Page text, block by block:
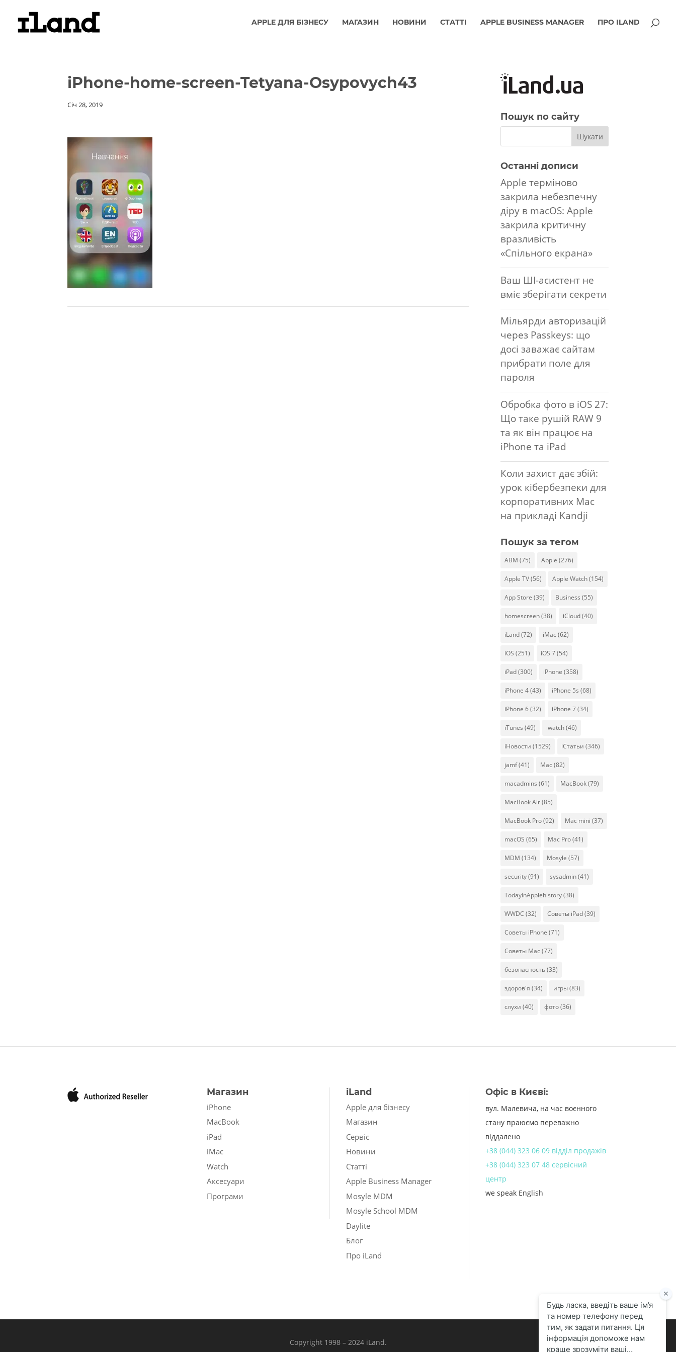
APPLE ДЛЯ БІЗНЕСУ МАГАЗИН НОВИНИ СТАТТІ APPLE BUSINESS MANAGER ПРО ILAND
iPhone-home-screen-Tetyana-Osypovych43
Січ 28, 2019
Пошук по сайту
Останні дописи
Apple терміново
закрила небезпечну
діру в macOS: Apple
закрила критичну
вразливість
«Спільного екрана»
Ваш ШІ-асистент не
вміє зберігати секрети
Мільярди авторизацій
через Passkeys: що
досі заважає сайтам
прибрати поле для
пароля
Обробка фото в iOS 27:
Що таке рушій RAW 9
та як він працює на
iPhone та iPad
Коли захист дає збій:
урок кібербезпеки для
корпоративних Mac
на прикладі Kandji
Пошук за тегом
ABM (75) Apple (276)
Apple TV(56) Apple Watch(154)
App Store (39) Business (55)
homescreen(38) iCloud(40)
iLand(72) iMac (62)
iOS (251) iOS 7(54)
iPad(300) iPhone (358)
iPhone 4(43) iPhone 5s (68)
iPhone 6(32) iPhone 7(34)
iTunes (49) iwatch(46)
iНовости (1529) iСтатьи (346)
jamf(41) Mac (82)
macadmins (61) MacBook(79)
MacBook Air(85)
MacBook Pro(92) Mac mini (37)
macOS (65) Mac Pro(41)
MDM (134) Mosyle (57)
security(91) sysadmin(41)
TodayinApplehistory(38)
WWDC (32) Советы iPad(39)
Советы iPhone (71)
Советы Mac (77)
безопасность(33)
здоров'я (34) игры(83)
слухи (40) фото(36)
Магазин
iPhone
MacBook
iPad
iMac
Watch
Аксесуари
Програми
iLand
Apple для бізнесу
Магазин
Сервіс
Новини
Статті
Apple Business Manager
Mosyle MDM
Mosyle School MDM
Daylite
Блог
Про iLand
Офіс в Києві:
вул. Малевича, на час воєнного
стану праюємо переважно
віддалено
+38 (044) 323 06 09 відділ продажів
+38 (044) 323 07 48 сервісний
центр
we speak English
Copyright 1998 – 2024 iLand.